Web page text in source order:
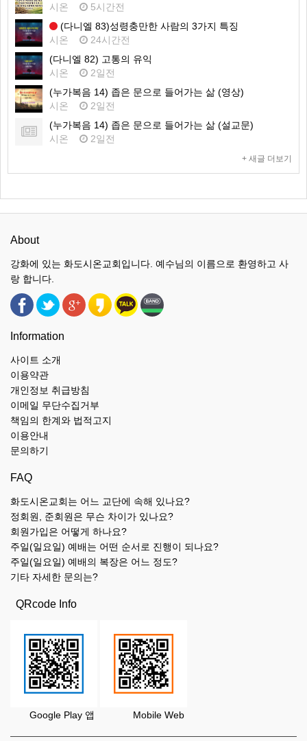
시온
5시간전
(다니엘 83)성령충만한 사람의 3가지 특징
시온
24시간전
(다니엘 82) 고통의 유익
시온
2일전
(누가복음 14) 좁은 문으로 들어가는 삶 (영상)
시온
2일전
(누가복음 14) 좁은 문으로 들어가는 삶 (설교문)
시온
2일전
+ 새글 더보기
About
강화에 있는 화도시온교회입니다. 예수님의 이름으로 환영하고 사
랑 합니다.
Information
사이트 소개
이용약관
개인정보 취급방침
이메일 무단수집거부
책임의 한계와 법적고지
이용안내
문의하기
FAQ
화도시온교회는 어느 교단에 속해 있나요?
정회원, 준회원은 무슨 차이가 있나요?
회원가입은 어떻게 하나요?
주일(일요일) 예배는 어떤 순서로 진행이 되나요?
주일(일요일) 예배의 복장은 어느 정도?
기타 자세한 문의는?
QRcode Info
Google Play 앱 Mobile Web